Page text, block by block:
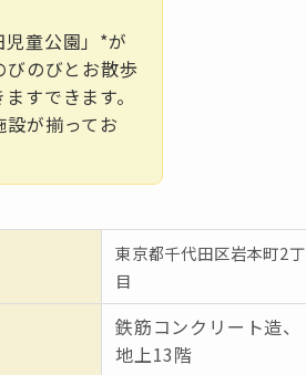
児童公園」*が
びのびとお散歩
すできます。
が揃ってお
東京都千代田区岩本町2丁
目
鉄筋コンクリート造、
地上13階